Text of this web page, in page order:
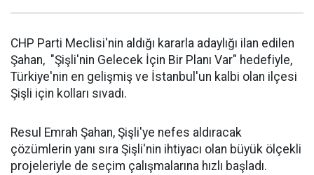
CHP Parti Meclisi'nin aldığı kararla adaylığı ilan edilen
Şahan, "Şişli'nin Gelecek İçin Bir Planı Var" hedefiyle,
Türkiye'nin en gelişmiş ve İstanbul'un kalbi olan ilçesi
Şişli için kolları sıvadı.
Resul Emrah Şahan, Şişli'ye nefes aldıracak
çözümlerin yanı sıra Şişli'nin ihtiyacı olan büyük ölçekli
projeleriyle de seçim çalışmalarına hızlı başladı.